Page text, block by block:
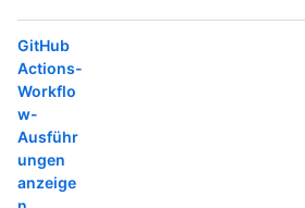
GitHub
Actions-
Workflo
w-
Ausführ
ungen
anzeige